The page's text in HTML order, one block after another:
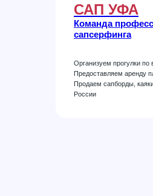
САП УФА
Команда
сапсерфинга
Организуем прогулки по
Предоставляем аренду
Продаем сапборды,
России